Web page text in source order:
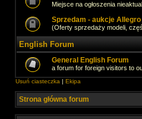
Miejsce na ogłoszenia
Sprzedam - aukcje
(Oferty sprzedaży modeli,
English Forum
General English Forum
a forum for foreign visitors to
Usuń ciasteczka | Ekipa
Strona główna forum